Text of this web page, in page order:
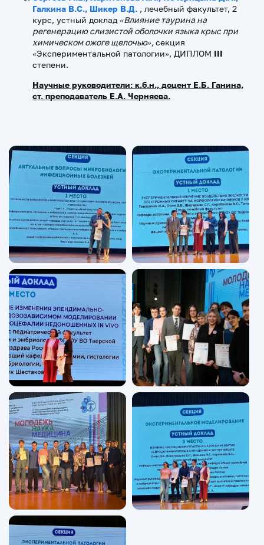
Галкина В.С., Шикер В.Д. , лечебный факультет, 2
курс, устный доклад «Влияние таурина на
регенерацию слизистой оболочки языка крыс при
химическом ожоге щелочью»,секция
«Экспериментальной патологии», ДИПЛОМ III
степени.
Научные руководители: к.б.н., доцент Е.Б. Ганина,
ст. преподаватель Е.А. Черняева.